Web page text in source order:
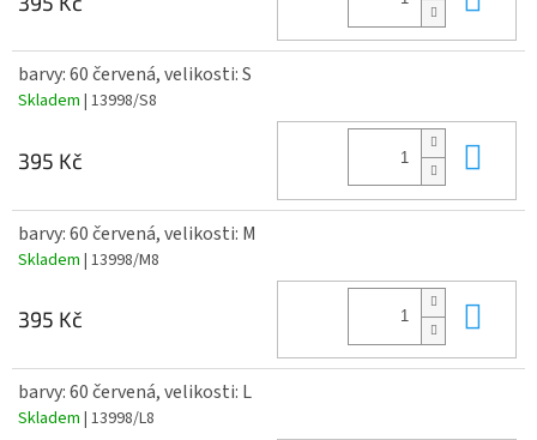
barvy: 60 červená, velikosti: S
Skladem | 13998/S8
395 Kč
barvy: 60 červená, velikosti: M
Skladem | 13998/M8
395 Kč
barvy: 60 červená, velikosti: L
Skladem | 13998/L8